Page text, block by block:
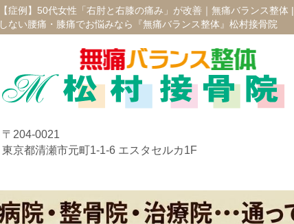
【症例】50代女性「右肘と右膝の痛み」が改善｜無痛バランス整体 |
しない腰痛・膝痛でお悩みなら『無痛バランス整体』松村接骨院
〒204-0021
東京都清瀬市元町1-1-6 エスタセルカ1F